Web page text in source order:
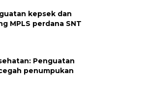
kepsek dan
MPLS perdana SNT
Penguatan
penumpukan